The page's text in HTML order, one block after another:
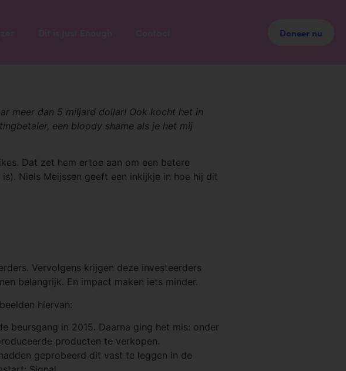
Doneer nu
meer dan 5 miljard dollar! Ook kocht het in
een bloody shame als je het mij
Dat zet hem ertoe aan om een betere
is). Niels Meijssen geeft een inkijkje in hoe hij dit
Vervolgens krijgen deze investeerders
belangrijk. En impact maken iets minder.
hiervan:
beursgang in 2015. Daarna ging het mis: onder
producten te verkopen.
geprobeerd dit vast te leggen in de